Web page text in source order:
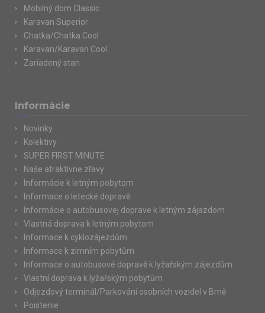
Mobilný dom Classic
Karavan Superior
Chatka/Chatka Cool
Karavan/Karavan Cool
Zariadený stan
Informácie
Novinky
Kolektivy
SUPER FIRST MINUTE
Naše atraktívne zľavy
Informácie k letným pobytom
Informace o letecké dopravě
Informácie o autobusovej doprave k letným zájazdom
Vlastná doprava k letným pobytom
Informace k cyklozájezdům
Informace k zimním pobytům
Informace o autobusové dopravě k lyžařským zájezdům
Vlastní doprava k lyžařským pobytům
Odjezdový terminál/Parkování osobních vozidel v Brně
Poistenie